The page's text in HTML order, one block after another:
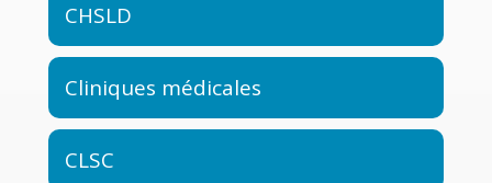
CHSLD
Cliniques médicales
CLSC